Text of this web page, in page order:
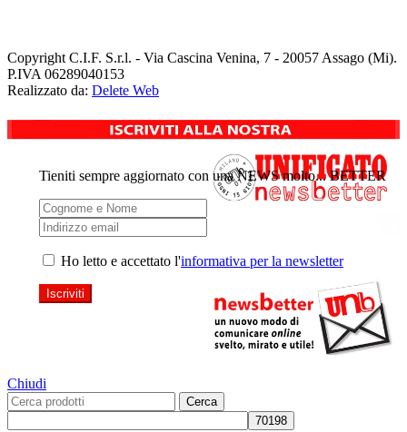
Copyright C.I.F. S.r.l. - Via Cascina Venina, 7 - 20057 Assago (Mi).
P.IVA 06289040153
Realizzato da: Delete Web
Tieniti sempre aggiornato con una NEWS molto... BETTER
Ho letto e accettato l'informativa per la newsletter
Chiudi
Cerca